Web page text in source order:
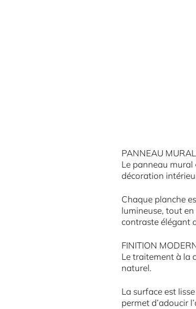
PANNEAU
Le panneau
décoration
Chaque planche
lumineuse, tout
contraste élégant
FINITION
Le traitement à la
naturel.
La surface est
permet d’adoucir